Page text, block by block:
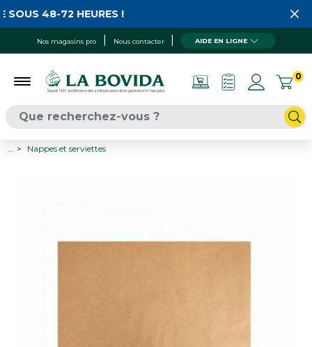
Nos magasins pro Nous contacter AIDE EN LIGNE
0
48-72 HEURES !
Nappes et serviettes